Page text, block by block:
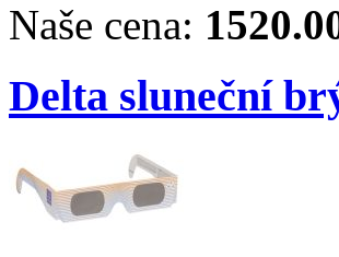
Naše cena:
Delta sluneční